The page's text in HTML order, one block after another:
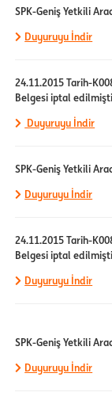
SPK-Geniş Yetkili
Duyuruyu İndir
24.11.2015 Tarih-
Belgesi iptal
Duyuruyu İndir
SPK-Geniş Yetkili
Duyuruyu İndir
24.11.2015 Tarih-
Belgesi iptal
Duyuruyu İndir
SPK-Geniş Yetkili
Duyuruyu İndir